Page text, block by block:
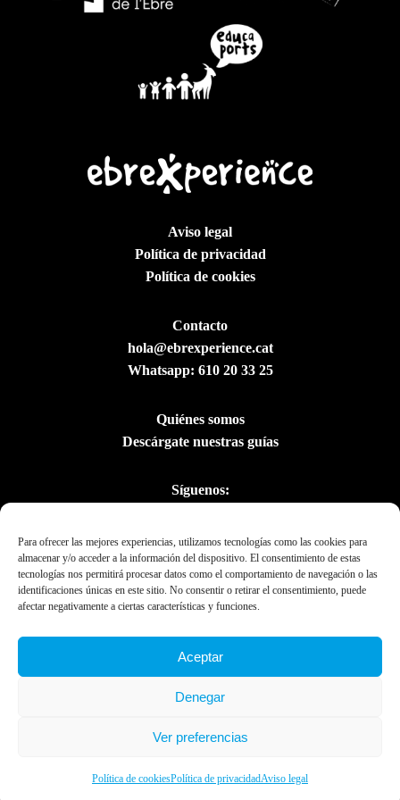
Para ofrecer las mejores experiencias, utilizamos tecnologías como las cookies para
almacenar y/o acceder a la información del dispositivo. El consentimiento de estas
tecnologías nos permitirá procesar datos como el comportamiento de navegación o las
identificaciones únicas en este sitio. No consentir o retirar el consentimiento, puede
afectar negativamente a ciertas características y funciones.
Aceptar
Denegar
Ver preferencias
Política de cookiesPolítica de privacidadAviso legal
Aviso legal
Política de privacidad
Política de cookies
Contacto
hola@ebrexperience.cat
Whatsapp: 610 20 33 25
Quiénes somos
Descárgate nuestras guías
Síguenos:
Ebrexperience © 2019. All rights reserved 2023.
Presidència